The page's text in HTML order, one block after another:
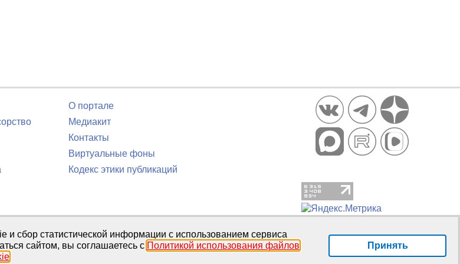
О портале
Медиакит
Контакты
Виртуальные фоны
Кодекс этики публикаций
сбор статистической информации с использованием сервиса
сайтом, вы соглашаетесь с Политикой использования файлов
.
Принять